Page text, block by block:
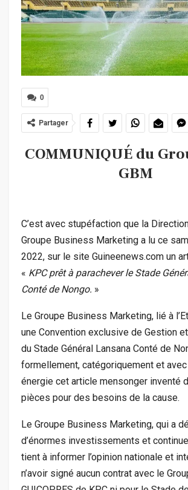
0
Partager
COMMUNIQUÉ du
GBM
C’est avec stupéfaction que la
Groupe Business Marketing a lu ce
2022, sur le site Guineenews.com un
« KPC prêt à parachever le Stade
Conté de Nongo. »
Le Groupe Business Marketing, lié à
une Convention exclusive de Gestion
du Stade Général Lansana Conté de
formellement, catégoriquement et
énergie cet article mensonger inventé
pièces pour des besoins de la cause.
Le Groupe Business Marketing, qui a
d’énormes investissements et
tient à informer l’opinion nationale et
n’avoir signé aucun contrat avec le